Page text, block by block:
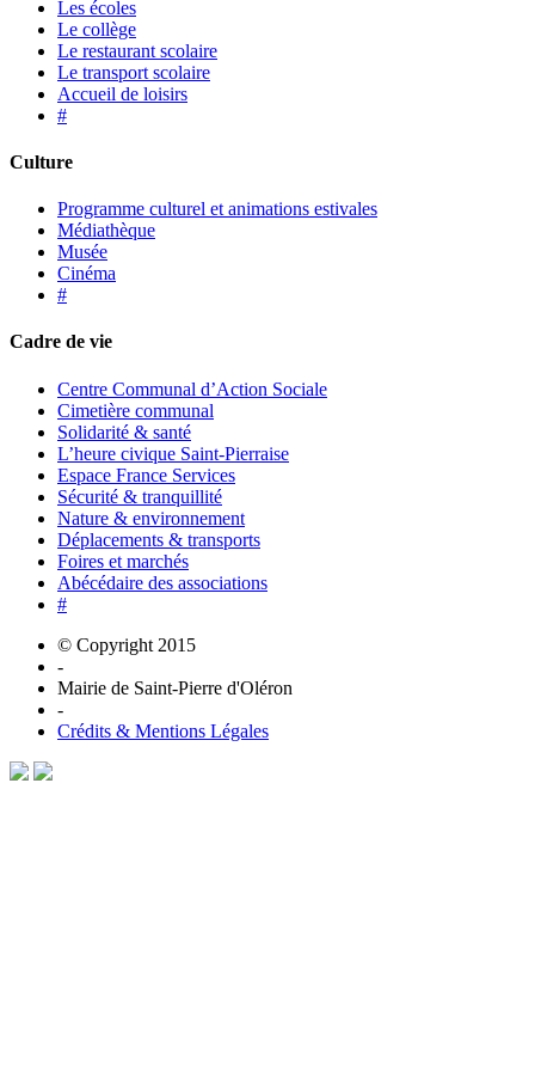
Les écoles
Le collège
Le restaurant scolaire
Le transport scolaire
Accueil de loisirs
#
Culture
Programme culturel et animations estivales
Médiathèque
Musée
Cinéma
#
Cadre de vie
Centre Communal d’Action Sociale
Cimetière communal
Solidarité & santé
L’heure civique Saint-Pierraise
Espace France Services
Sécurité & tranquillité
Nature & environnement
Déplacements & transports
Foires et marchés
Abécédaire des associations
#
© Copyright 2015
-
Mairie de Saint-Pierre d'Oléron
-
Crédits & Mentions Légales